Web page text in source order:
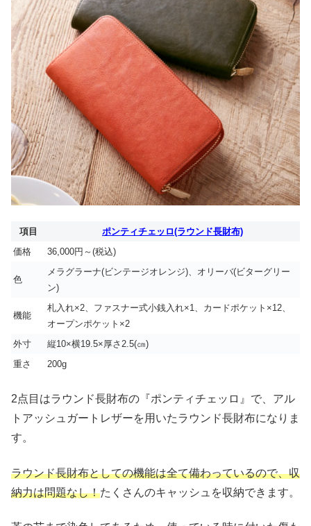
項目
ポンティチェッロ(ラウンド長財布)
価格
36,000円～(税込)
色
メラグラーナ(ビンテージオレンジ)、オリーバ(ビターグリー
ン)
機能
札入れ×2、ファスナー式小銭入れ×1、カードポケット×12、
オープンポケット×2
外寸
縦10×横19.5×厚さ2.5(㎝)
重さ
200g
2点目はラウンド長財布の『ポンティチェッロ』で、アル
トアッシュガートレザーを用いたラウンド長財布になりま
す。
ラウンド長財布としての機能は全て備わっているので、収
納力は問題なし！たくさんのキャッシュを収納できます。